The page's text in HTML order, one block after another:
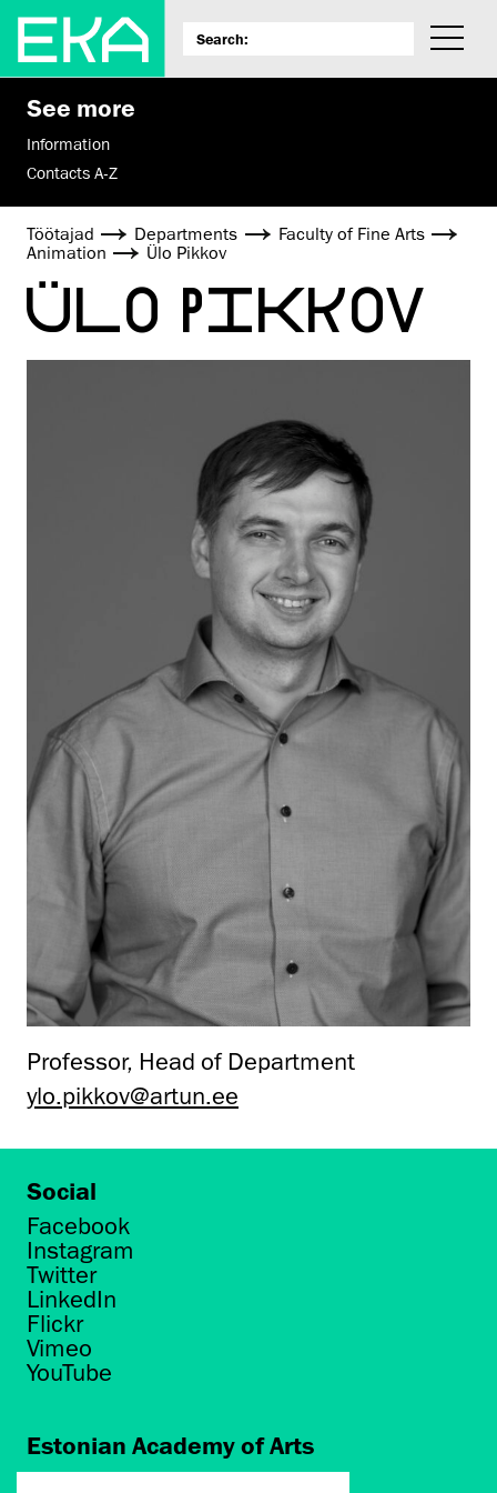
See more
Information
Contacts A-Z
Töötajad Departments
Faculty of Fine Arts
Animation
Ülo Pikkov
ÜLO PIKKOV
Professor, Head of Department
ylo.pikkov@artun.ee
Social
Facebook
Instagram
Twitter
LinkedIn
Flickr
Vimeo
YouTube
Estonian Academy of Arts